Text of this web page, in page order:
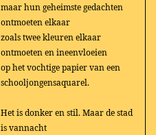
maar hun geheimste gedachten
ontmoeten elkaar
zoals twee kleuren elkaar
ontmoeten en ineenvloeien
op het vochtige papier van een
schooljongensaquarel.
Het is donker en stil. Maar de stad
is vannacht